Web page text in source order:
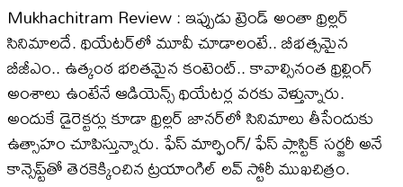
Mukhachitram Review : ఇప్పుడు ట్రెండ్ అంతా థ్రిల్లర్
సినిమాలదే. థియేటర్​లో మూవీ చూడాలంటే.. బీభత్సమైన
బీజీఎం.. ఉత్కంఠ భరితమైన కంటెంట్​.. కావాల్సినంత థ్రిల్లింగ్
అంశాలు ఉంటేనే ఆడియెన్స్ థియేటర్ల వరకు వెళ్తున్నారు.
అందుకే డైరెక్టర్లు కూడా థ్రిల్లర్ జానర్​లో సినిమాలు తీసేందుకు
ఉత్సాహం చూపిస్తున్నారు. ఫేస్ మార్ఫింగ్/ ఫేస్ ప్లాస్టిక్ సర్జరీ అనే
కాన్సెప్ట్​తో తెరకెక్కించిన ట్రయాంగిల్ లవ్ స్టోరీ ముఖచిత్రం.